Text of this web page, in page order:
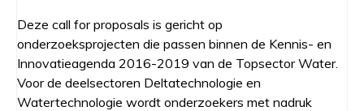
Deze call for proposals is gericht op
onderzoeksprojecten die passen binnen de Kennis- en
Innovatieagenda 2016-2019 van de Topsector Water.
Voor de deelsectoren Deltatechnologie en
Watertechnologie wordt onderzoekers met nadruk